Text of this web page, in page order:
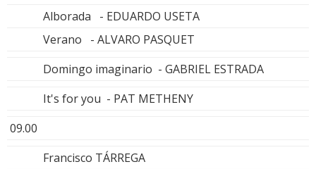
Alborada - EDUARDO USETA
Verano - ALVARO PASQUET
Domingo imaginario - GABRIEL ESTRADA
It's for you - PAT METHENY
09.00
Francisco TÁRREGA